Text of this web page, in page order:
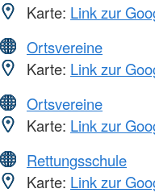
Karte: Link zur
Ortsvereine
Karte: Link zur
Ortsvereine
Karte: Link zur
Rettungsschule
Karte: Link zur